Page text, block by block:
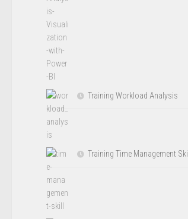
Training Workload Analysis
Training Time Management Skill